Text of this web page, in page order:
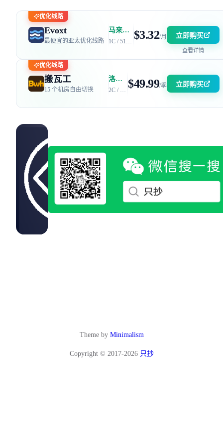
优化线路
Evoxt
最便宜的亚太优化线路
马来西亚 | 电信 GIA + 联通 9929 | 优惠码：AFF2377-DEV
1C / 512MB / 5GB SSD / 150GB 流量 $3.32/月 立即购买
查看详情
优化线路
搬瓦工
15 个机房自由切换
洛杉矶 DC6 机房 | 电信 / 联通 CN2 GIA + 移动 CMIN2
2C / 2GB / 40GB SSD / 2.5TB 流量 $49.99/季 立即购买
Theme by Minimalism
Copyright © 2017-2026 只抄